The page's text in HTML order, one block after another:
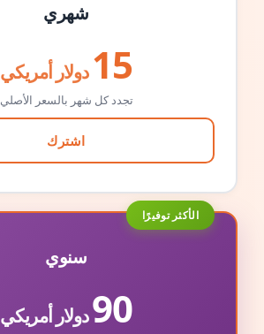
شهري
15 دولار أمريكي
تجدد كل شهر بالسعر الأصلي
اشترك
الأكثر توفيرًا
سنوي
90دولار أمريكي